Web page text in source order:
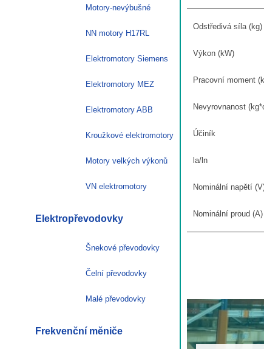
Odstředivá síla (kg)
Výkon (kW)
Pracovní moment
Nevyrovnanost
Účiník
la/ln
Nominální napětí
Nominální proud (A)
Motory-nevýbušné
NN motory H17RL
Elektromotory Siemens
Elektromotory MEZ
Elektromotory ABB
Kroužkové elektromotory
Motory velkých výkonů
VN elektromotory
Elektropřevodovky
Šnekové převodovky
Čelní převodovky
Malé převodovky
Frekvenční měniče